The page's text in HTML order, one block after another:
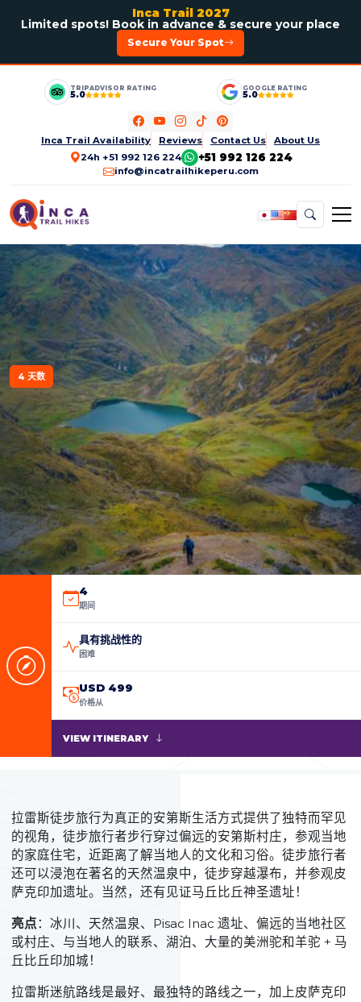
Inca Trail 2027
Limited spots! Book in advance & secure your place
Secure Your Spot
TRIPADVISOR RATING
5.0
GOOGLE RATING
5.0
Inca Trail Availability Reviews Contact Us
About Us
24h +51 992 126 224
+51 992 126 224
info@incatrailhikeperu.com
4 天数
4
期间
具有挑战性的
困难
USD 499
价格从
VIEW ITINERARY
拉雷斯徒步旅行为真正的安第斯生活方式提供了独特而罕见
的视角，徒步旅行者步行穿过偏远的安第斯村庄，参观当地
的家庭住宅，近距离了解当地人的文化和习俗。徒步旅行者
还可以浸泡在著名的天然温泉中，徒步穿越瀑布，并参观皮
萨克印加遗址。当然，还有见证马丘比丘神圣遗址！
亮点：冰川、天然温泉、Pisac Inac 遗址、偏远的当地社区
或村庄、与当地人的联系、湖泊、大量的美洲驼和羊驼 + 马
丘比丘印加城！
拉雷斯迷航路线是最好、最独特的路线之一，加上皮萨克印